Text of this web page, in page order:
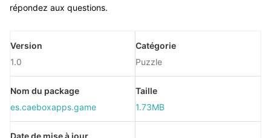
répondez aux questions.
Version
1.0
Catégorie
Puzzle
Nom du package
es.caeboxapps.game
Taille
1.73MB
Date de mise à jour